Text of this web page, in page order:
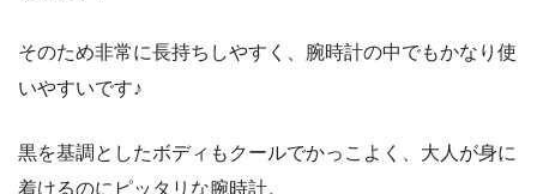
そのため非常に長持ちしやすく、腕時計の中でもかなり使
いやすいです♪
黒を基調としたボディもクールでかっこよく、大人が身に
着けるのにピッタリな腕時計。